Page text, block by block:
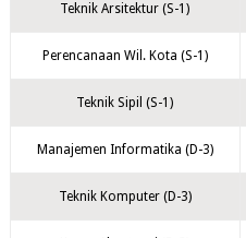
Teknik Arsitektur (S-1)
Perencanaan Wil. Kota (S-1)
Teknik Sipil (S-1)
Manajemen Informatika (D-3)
Teknik Komputer (D-3)